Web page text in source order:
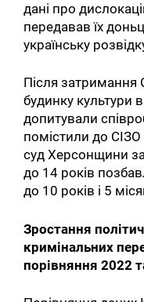
дані про
передавав їх
українську
Після затримання
будинку культури
допитували
помістили до СІЗО
суд Херсонщини
до 14 років
до 10 років і 5
Зростання
кримінальних
порівняння 2022